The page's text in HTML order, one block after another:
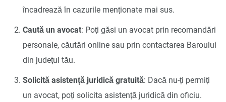
încadrează în cazurile menționate mai sus.
Caută un avocat: Poți găsi un avocat prin recomandări
personale, căutări online sau prin contactarea Baroului
din județul tău.
Solicită asistență juridică gratuită: Dacă nu-ți permiți
un avocat, poți solicita asistență juridică din oficiu.